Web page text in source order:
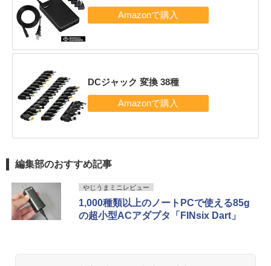
DCジャック 変換 38種
編集部のおすすめ記事
やじうまミニレビュー
1,000種類以上のノートPCで使える85g
の超小型ACアダプタ「FINsix Dart」